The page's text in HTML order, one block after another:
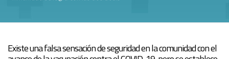
Existe una falsa sensación de seguridad en la comunidad con el